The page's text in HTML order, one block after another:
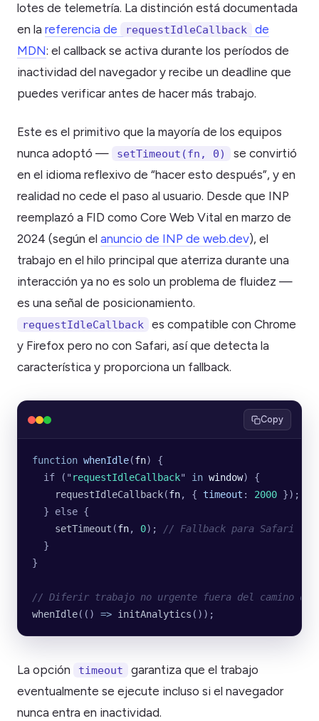
lotes de telemetría. La distinción está documentada
en la referencia de requestIdleCallback
de
MDN: el callback se activa durante los períodos de
inactividad del navegador y recibe un deadline que
puedes verificar antes de hacer más trabajo.
Este es el primitivo que la mayoría de los equipos
nunca adoptó —
setTimeout(fn, 0)
se convirtió
en el idioma reflexivo de “hacer esto después”, y en
realidad no cede el paso al usuario. Desde que INP
reemplazó a FID como Core Web Vital en marzo de
2024 (según el anuncio de INP de web.dev), el
trabajo en el hilo principal que aterriza durante una
interacción ya no es solo un problema de fluidez —
es una señal de posicionamiento.
requestIdleCallback
es compatible con Chrome
y Firefox pero no con Safari, así que detecta la
característica y proporciona un fallback.
Copy
function whenIdle(fn) {
  if (
" requestIdleCallback" in window) {
    requestIdleCallback
(fn, { timeout : 2000 });
  } else {
    setTimeout
(fn, 0);
// Fallback para Safari
  }
}
// Diferir trabajo no urgente fuera del camino de
whenIdle(() => initAnalytics ());
La opción timeout
garantiza que el trabajo
eventualmente se ejecute incluso si el navegador
nunca entra en inactividad.